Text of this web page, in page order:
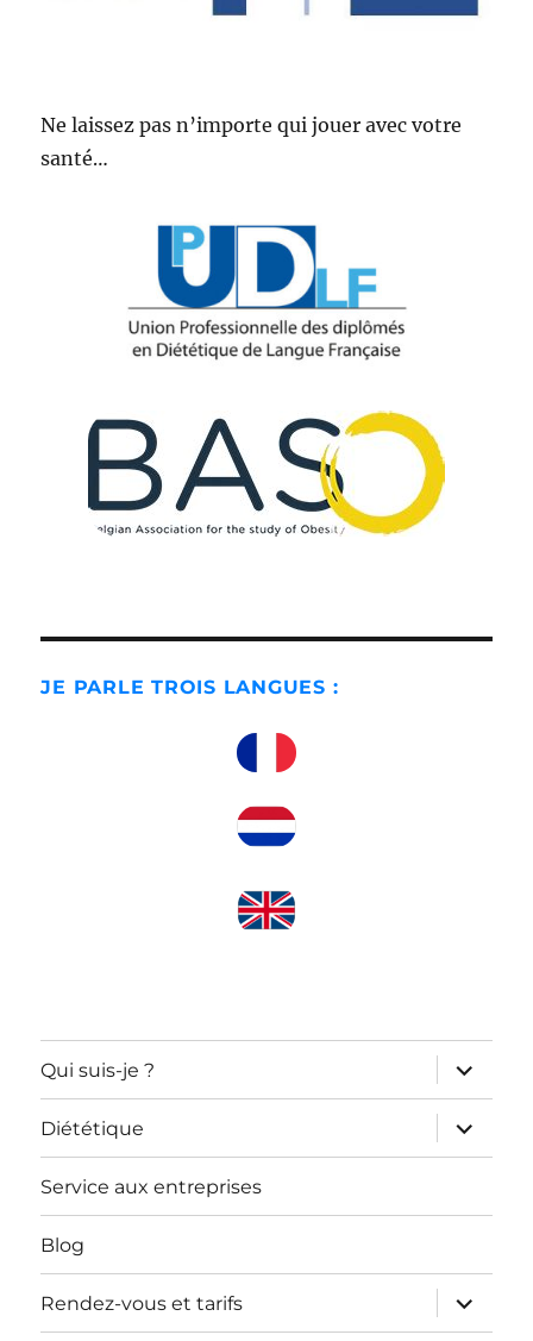
Ne laissez pas n’importe qui jouer avec votre
santé…
JE PARLE TROIS LANGUES :
Qui suis-je ?
ouvrir
le
sous-
menu
Diététique
ouvrir
le
sous-
Service aux entreprises
Blog
Rendez-vous et tarifs
ouvrir
le
sous-